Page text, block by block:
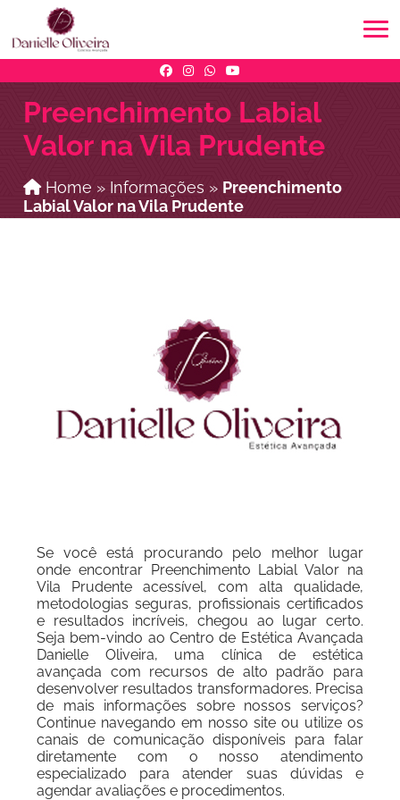
Preenchimento Labial
Valor na Vila Prudente
Home » Informações » Preenchimento
Labial Valor na Vila Prudente
Se você está procurando pelo melhor lugar
onde encontrar Preenchimento Labial Valor na
Vila Prudente acessível, com alta qualidade,
metodologias seguras, profissionais certificados
e resultados incríveis, chegou ao lugar certo.
Seja bem-vindo ao Centro de Estética Avançada
Danielle Oliveira, uma clínica de estética
avançada com recursos de alto padrão para
desenvolver resultados transformadores. Precisa
de mais informações sobre nossos serviços?
Continue navegando em nosso site ou utilize os
canais de comunicação disponíveis para falar
diretamente com o nosso atendimento
especializado para atender suas dúvidas e
agendar avaliações e procedimentos.